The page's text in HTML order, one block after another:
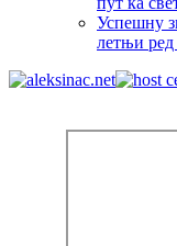
Успешну
летњи